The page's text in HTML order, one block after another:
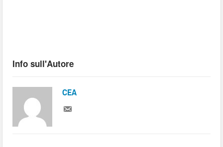
Info sull'Autore
CEA